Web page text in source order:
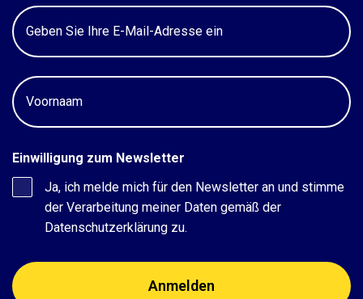
E-
Mail
Voornaam
Einwilligung zum Newsletter
Ja, ich melde mich für den Newsletter an und stimme
der Verarbeitung meiner Daten gemäß der
Datenschutzerklärung zu.